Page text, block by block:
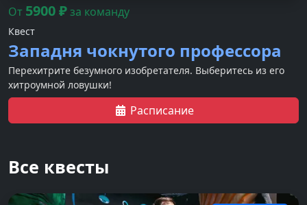
От 5900₽за команду
Квест
Западня чокнутого профессора
Перехитрите безумного изобретателя. Выберитесь из его
хитроумной ловушки!
Расписание
Все квесты